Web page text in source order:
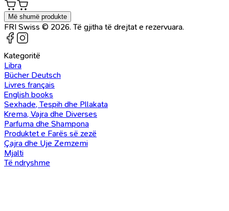
Më shumë produkte
FRI Swiss © 2026. Të gjitha të drejtat e rezervuara.
Kategoritë
Libra
Bücher Deutsch
Livres français
English books
Sexhade, Tespih dhe Pllakata
Krema, Vajra dhe Diverses
Parfuma dhe Shampona
Produktet e Farës së zezë
Çajra dhe Uje Zemzemi
Mjalti
Të ndryshme